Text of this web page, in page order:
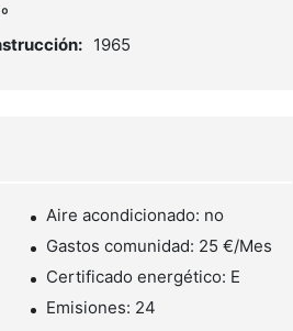
1965
Aire acondicionado: no
Gastos comunidad: 25 €/Mes
Certificado energético: E
Emisiones: 24